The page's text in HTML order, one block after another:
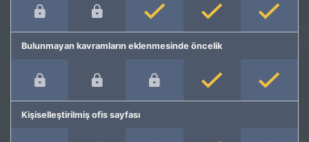
Bulunmayan kavramların eklenmesinde öncelik
Kişiselleştirilmiş ofis sayfası